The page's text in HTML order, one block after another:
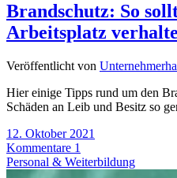
Brandschutz: So
Arbeitsplatz
Veröffentlicht von
Hier einige Tipps rund um den
Schäden an Leib und Besitz so
12. Oktober 2021
Kommentare 1
Personal & Weiterbildung